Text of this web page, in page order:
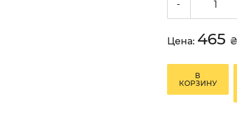
-
Цена: 465 ₴
В
КОРЗИНУ